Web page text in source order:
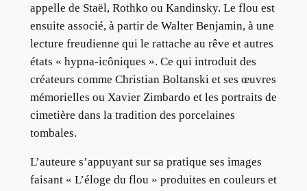
appelle de Staël, Rothko ou Kandinsky. Le flou est
ensuite associé, à partir de Walter Benjamin, à une
lecture freudienne qui le rattache au rêve et autres
états « hypna-icôniques ». Ce qui introduit des
créateurs comme Christian Boltanski et ses œuvres
mémorielles ou Xavier Zimbardo et les portraits de
cimetière dans la tradition des porcelaines
tombales.
L’auteure s’appuyant sur sa pratique ses images
faisant « L’éloge du flou » produites en couleurs et